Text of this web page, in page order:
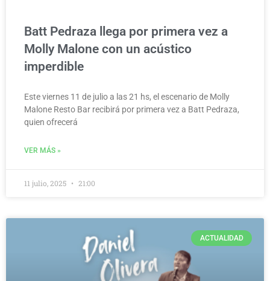
Batt Pedraza llega por primera vez a
Molly Malone con un acústico
imperdible
Este viernes 11 de julio a las 21 hs, el escenario de Molly
Malone Resto Bar recibirá por primera vez a Batt Pedraza,
quien ofrecerá
VER MÁS »
11 julio, 2025 21:00
ACTUALIDAD